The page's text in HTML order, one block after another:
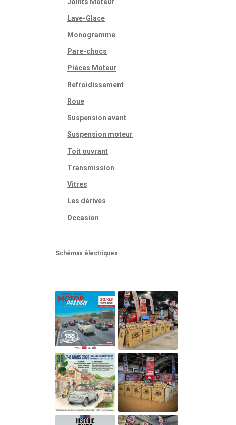
Lave-Glace
Monogramme
Pare-chocs
Pièces Moteur
Refroidissement
Roue
Suspension avant
Suspension moteur
Toit ouvrant
Transmission
Vitres
Les dérivés
Occasion
Schémas électriques